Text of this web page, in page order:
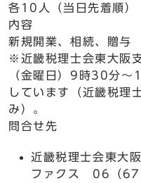
各10人（当日先着順）
内容
新規開業、相続、贈与
※近畿税理士会東大阪
（金曜日）9時30分～
しています（近畿税理
み）。
問合せ先
近畿税理士会東
ファクス 06（